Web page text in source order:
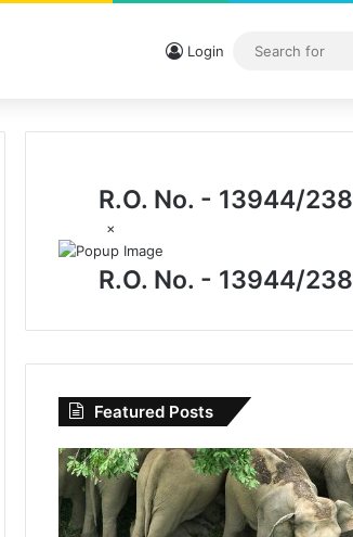
Login
R.O. No. - 13944/238
×
R.O. No. - 13944/238
Featured Posts
विशेष
लेख
:
उदंती-